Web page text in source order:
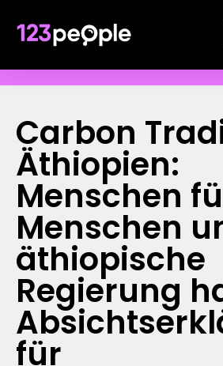
Carbon
Äthiopien:
Menschen
Menschen
äthiopische
Regierung
für